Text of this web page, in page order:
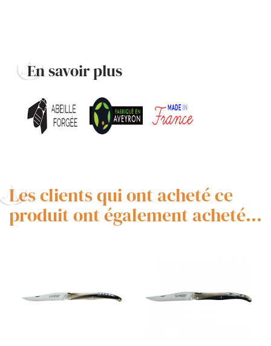
En savoir plus
Les clients qui ont acheté ce
produit ont également acheté...